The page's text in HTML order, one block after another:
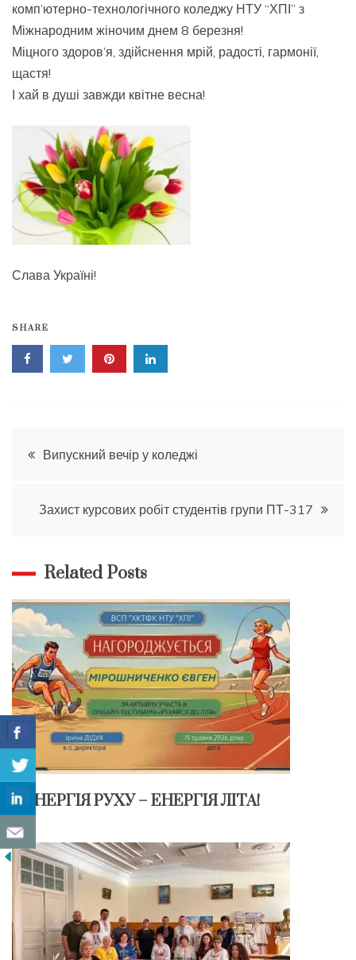
комп’ютерно-технологічного коледжу НТУ “ХПІ” з
Міжнародним жіночим днем 8 березня!
Міцного здоров’я, здійснення мрій, радості, гармонії,
щастя!
І хай в душі завжди квітне весна!
Слава Україні!
SHARE
Навігація
Випускний вечір у коледжі
Захист курсових робіт студентів групи ПТ-317
Related Posts
ЕНЕРГІЯ РУХУ – ЕНЕРГІЯ ЛІТА!